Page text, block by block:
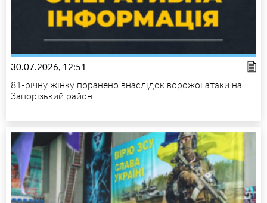
30.07.2026, 12:51
81-річну жінку поранено внаслідок ворожої атаки на
Запорізький район